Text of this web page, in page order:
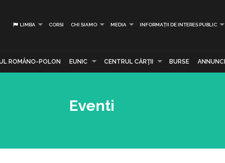
LIMBA CORSI CHI SIAMO MEDIA INFORMAȚII DE INTERES PUBLIC
ROMÂNO-POLON EUNIC CENTRUL CĂRŢII BURSE ANNUNCI
Eventi